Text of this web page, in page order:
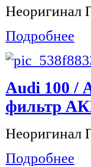
Неоригинал
Подробнее
Audi 100 /
фильтр
Неоригинал
Подробнее